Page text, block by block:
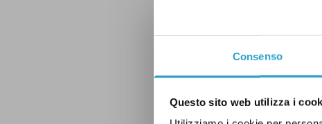
Consenso
Questo sito web utilizza i